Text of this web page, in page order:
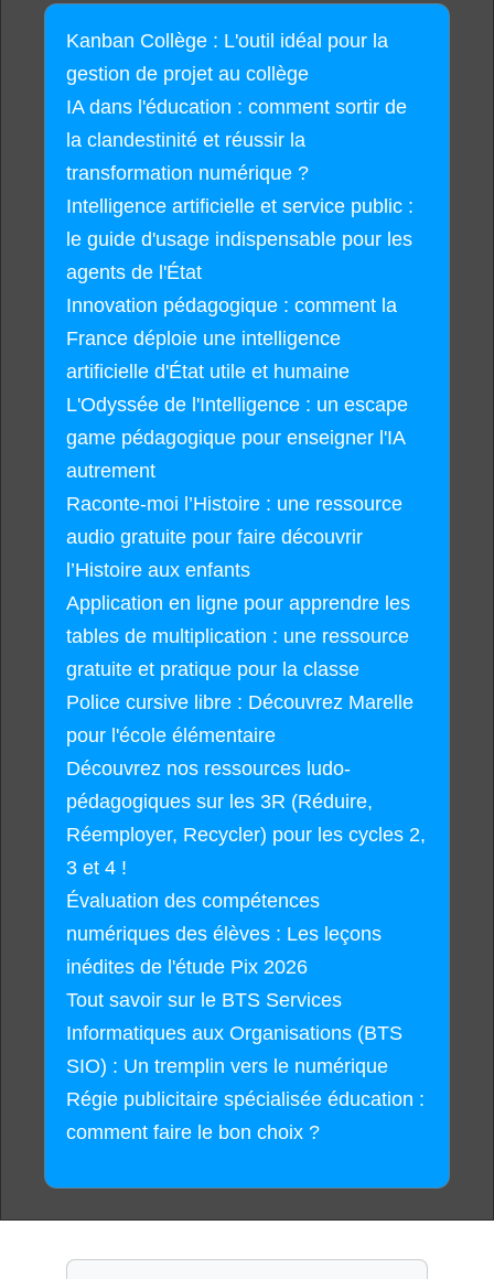
Kanban Collège : L'outil idéal pour la
gestion de projet au collège
IA dans l'éducation : comment sortir de
la clandestinité et réussir la
transformation numérique ?
Intelligence artificielle et service public :
le guide d'usage indispensable pour les
agents de l'État
Innovation pédagogique : comment la
France déploie une intelligence
artificielle d'État utile et humaine
L'Odyssée de l'Intelligence : un escape
game pédagogique pour enseigner l'IA
autrement
Raconte-moi l’Histoire : une ressource
audio gratuite pour faire découvrir
l’Histoire aux enfants
Application en ligne pour apprendre les
tables de multiplication : une ressource
gratuite et pratique pour la classe
Police cursive libre : Découvrez Marelle
pour l'école élémentaire
Découvrez nos ressources ludo-
pédagogiques sur les 3R (Réduire,
Réemployer, Recycler) pour les cycles 2,
3 et 4 !
Évaluation des compétences
numériques des élèves : Les leçons
inédites de l'étude Pix 2026
Tout savoir sur le BTS Services
Informatiques aux Organisations (BTS
SIO) : Un tremplin vers le numérique
Régie publicitaire spécialisée éducation :
comment faire le bon choix ?